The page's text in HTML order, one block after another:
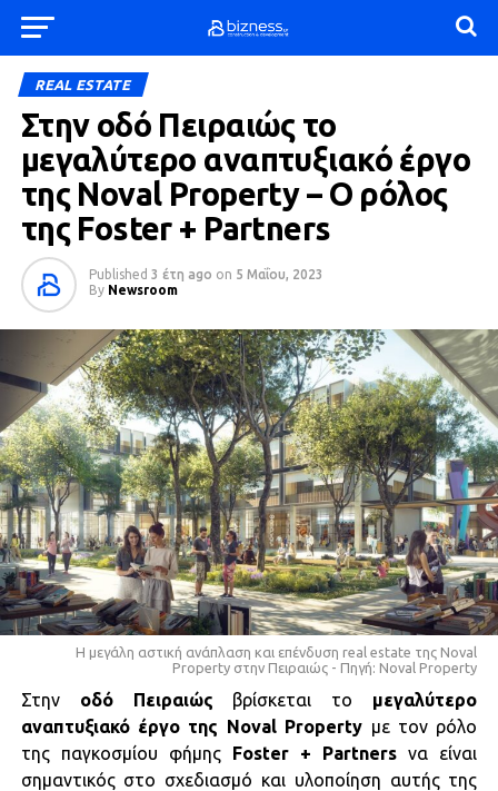
REAL ESTATE
Στην οδό Πειραιώς το
μεγαλύτερο αναπτυξιακό έργο
της Noval Property – Ο ρόλος
της Foster + Partners
Published 3 έτη ago on 5 Μαΐου, 2023
By Newsroom
Η μεγάλη αστική ανάπλαση και επένδυση real estate της Noval
Property στην Πειραιώς - Πηγή: Noval Property
Στην οδό Πειραιώς βρίσκεται το μεγαλύτερο
αναπτυξιακό έργο της Noval Property με τον ρόλο
της παγκοσμίου φήμης Foster + Partners να είναι
σημαντικός στο σχεδιασμό και υλοποίηση αυτής της